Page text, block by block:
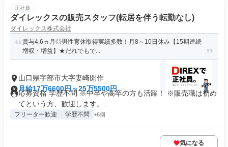
正社員
ダイレックスの販売スタッフ(転居を伴う転勤なし)
ダイレックス株式会社
賞与4.6ヵ月◎男性育休取得実績多数！月8～10日休み【15期連続
増収・増益】★だれでもで...
山口県宇部市大字妻崎開作
月給17万6600円～25万5500円
応募資格 学歴不問 ※中卒や高卒の方も活躍！ ※販売職は初め
てという方、歓迎します。...
フリーター歓迎 学歴不問 +6個
気になる